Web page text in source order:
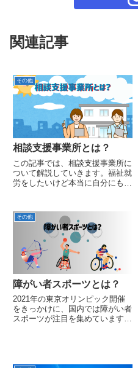
関連記事
その他
相談支援事業所とは？
この記事では、相談支援事業所に
ついて解説していきます。福祉就
労をしたいけど本当に自分にもで
めの記事になっています。また、
後半部分では現役の相談支援員へ
のインタビューもありますの
で、...
その他
障がい者スポーツとは？
2021年の東京オリンピック開催
をきっかけに、国内では障がい者
スポーツが注目を集めています。